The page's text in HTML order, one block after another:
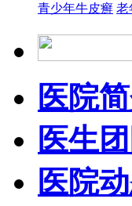
青少年牛皮癣 老
医院
医生
医院